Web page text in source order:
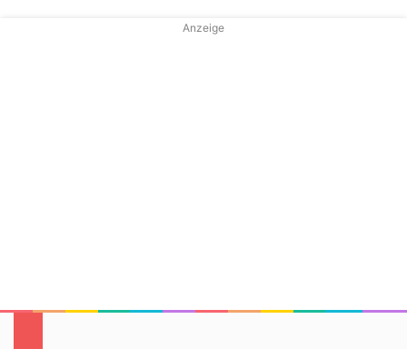
Anzeige